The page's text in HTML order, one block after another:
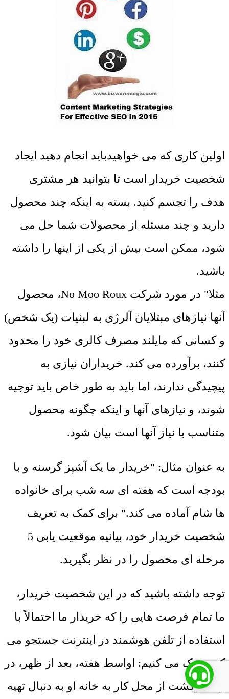
اولین کاری که می خواهیدباید انجام دهید ایجاد
شخصیت خریدار است تا بتوانید هر مشتری
هدف را تجسم کنید. بسته به اینکه چند محصول
دارید و چند مسئله از محصولات شما حل می
شود، ممکن است بیش از یکی از اینها را داشته
باشید.
مثلا" در مورد شرکت No Moo Roux، محصول
آنها نیازهای مبتلایان آلرژی به لبنیات (یک شخص)
و کسانی که مایلند مصرف کالری خود را محدود
کنند، برآورده می کند. خریداران نیازی به
پیچیدگی ندارند، اما باید به طور خاص باید توجیه
شوند، و نیازهای آنها و اینکه چگونه محصول
متناسب با نیاز آنها است بیان شود.
به عنوان مثال: "خریدار ما یک آشپز گرسنه و با
بودجه است که هفته ای سه شب برای خانواده
ها شام آماده می کند." برای کمک به تعریف
شخصیت خریدار خود، بیانیه موقعیت یابی 5
مرحله ای محصول را در نظر بگیرید.
توجه داشته باشید که در این شخصیت خریدار،
ما تمام فرصت هایی را که خریدار ما احتمالاً با
استفاده از تلفن هوشمند در اینترنت جستجو می
کند، درک می کنیم: اواسط هفته، بعد از ظهر، در
راه بازگشت از محل کار به خانه او به دنبال تهیه